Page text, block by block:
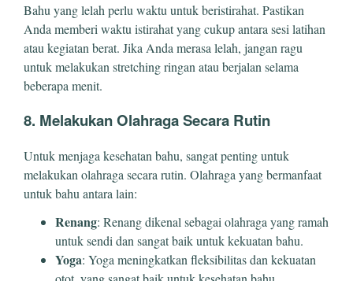
Bahu yang lelah perlu waktu untuk beristirahat. Pastikan
Anda memberi waktu istirahat yang cukup antara sesi latihan
atau kegiatan berat. Jika Anda merasa lelah, jangan ragu
untuk melakukan stretching ringan atau berjalan selama
beberapa menit.
8. Melakukan Olahraga Secara Rutin
Untuk menjaga kesehatan bahu, sangat penting untuk
melakukan olahraga secara rutin. Olahraga yang bermanfaat
untuk bahu antara lain:
Renang: Renang dikenal sebagai olahraga yang ramah
untuk sendi dan sangat baik untuk kekuatan bahu.
Yoga: Yoga meningkatkan fleksibilitas dan kekuatan